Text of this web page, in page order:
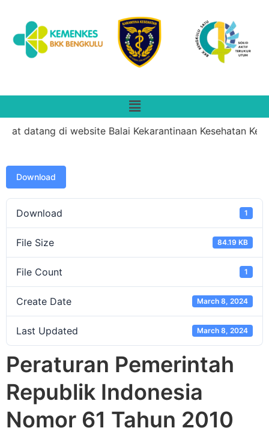
datang di website Balai Kekarantinaan Kesehatan
Download
Download 1
File Size 84.19 KB
File Count 1
Create Date March 8, 2024
Last Updated March 8, 2024
Peraturan Pemerintah
Republik Indonesia
Nomor 61 Tahun 2010